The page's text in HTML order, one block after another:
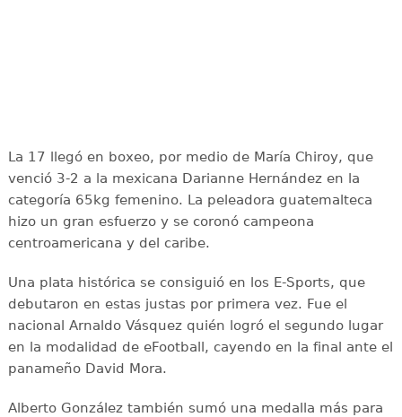
La 17 llegó en boxeo, por medio de María Chiroy, que
venció 3-2 a la mexicana Darianne Hernández en la
categoría 65kg femenino. La peleadora guatemalteca
hizo un gran esfuerzo y se coronó campeona
centroamericana y del caribe.
Una plata histórica se consiguió en los E-Sports, que
debutaron en estas justas por primera vez. Fue el
nacional Arnaldo Vásquez quién logró el segundo lugar
en la modalidad de eFootball, cayendo en la final ante el
panameño David Mora.
Alberto González también sumó una medalla más para